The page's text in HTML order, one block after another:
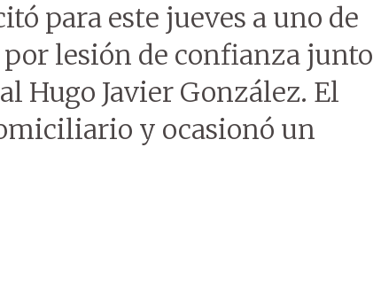
para este jueves a uno de
lesión de confianza junto
Hugo Javier González. El
y ocasionó un